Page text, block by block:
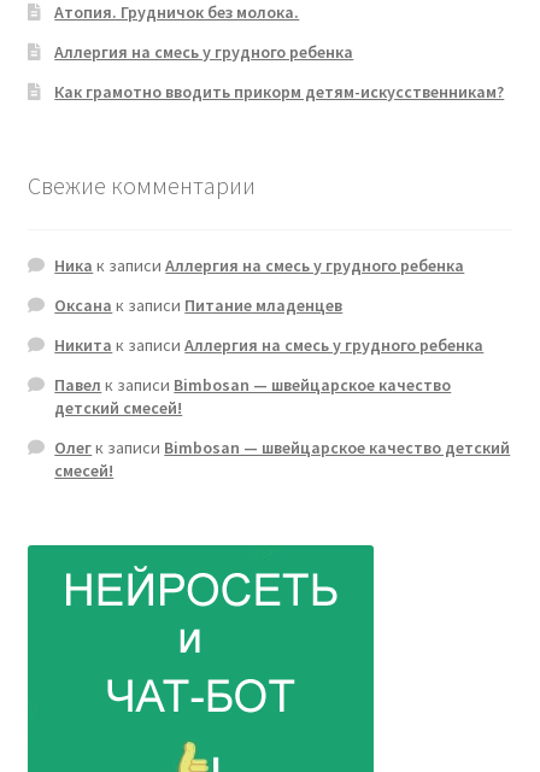
Атопия. Грудничок без молока.
Аллергия на смесь у грудного ребенка
Как грамотно вводить прикорм детям-искусственникам?
Свежие комментарии
Ника к записиАллергия на смесь у грудного ребенка
Оксана к записи Питание младенцев
Никита к записиАллергия на смесь у грудного ребенка
Павел к записи Bimbosan — швейцарское качество
детский смесей!
Олегк записи Bimbosan — швейцарское качество детский
смесей!